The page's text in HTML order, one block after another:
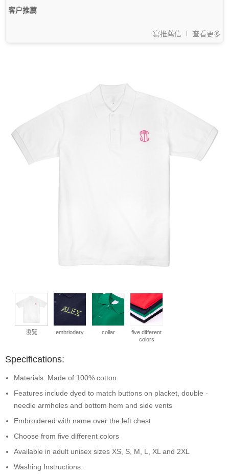
客户推薦
寫推薦信 查看更多
瀏覽 embriodery collar
five different
colors
Specifications:
Materials: Made of 100% cotton
Features include dyed to match buttons on placket, double -
needle armholes and bottom hem and side vents
Embroidered with name over the left chest
Choose from five different colors
Available in adult unisex sizes XS, S, M, L, XL and 2XL
Washing Instructions: